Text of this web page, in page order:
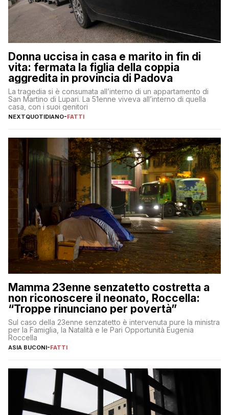
Donna uccisa in casa e marito in fin di
vita: fermata la figlia della coppia
aggredita in provincia di Padova
La tragedia si è consumata all’interno di un appartamento di
San Martino di Lupari. La 51enne viveva all’interno di quella
casa, con i suoi genitori
NEXTQUOTIDIANO-FATTI
Mamma 23enne senzatetto costretta a
non riconoscere il neonato, Roccella:
“Troppe rinunciano per povertà”
Sul caso della 23enne senzatetto è intervenuta pure la ministra
per la Famiglia, la Natalità e le Pari Opportunità Eugenia
Roccella
ASIA BUCONI-FATTI